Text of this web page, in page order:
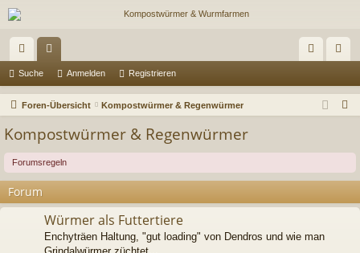
ch
ne en m ist
Suche Anmelden Registrieren
Foren-Übersicht Kompostwürmer & Regenwürmer
Kompostwürmer & Regenwürmer
Forumsregeln
Forum
Würmer als Futtertiere
Enchyträen Haltung, "gut loading" von Dendros und wie man
Grindalwürmer züchtet...